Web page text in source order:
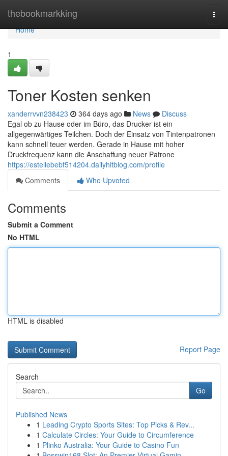
thebookmarkking
Home
Home
1
Toner Kosten senken
xanderrvvn238423 364 days ago News
Discuss
Egal ob zu Hause oder im Büro, das Drucker ist ein
allgegenwärtiges Teilchen. Doch der Einsatz von Tintenpatronen
kann schnell teuer werden. Gerade in Hause mit hoher
Druckfrequenz kann die Anschaffung neuer Patrone
https://estellebebf514204.dailyhitblog.com/profile
Comments
Who Upvoted
Comments
Submit a Comment
No HTML
HTML is disabled
Report Page
Search
Go
Published News
1 Leading Crypto Sports Sites: Top Picks & Rev...
1 Calculate Circles: Your Guide to Circumference
1 Plinko Australia: Your Guide to Casino Fun